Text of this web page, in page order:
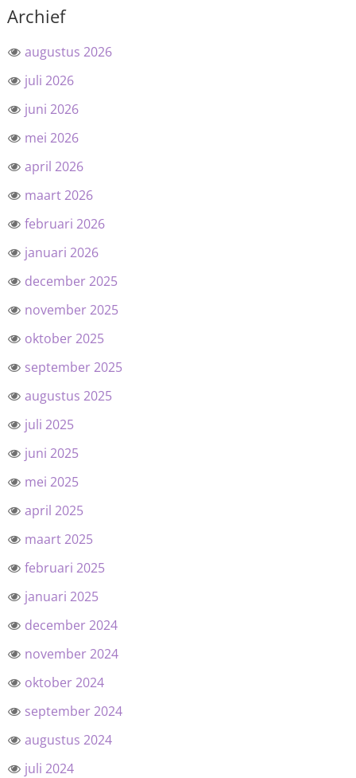
Archief
augustus 2026
juli 2026
juni 2026
mei 2026
april 2026
maart 2026
februari 2026
januari 2026
december 2025
november 2025
oktober 2025
september 2025
augustus 2025
juli 2025
juni 2025
mei 2025
april 2025
maart 2025
februari 2025
januari 2025
december 2024
november 2024
oktober 2024
september 2024
augustus 2024
juli 2024